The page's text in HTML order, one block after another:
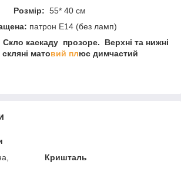
Розмір: 55* 40 см
патрон Е14 (без ламп)
каскаду прозоре. Верхні та нижні
матовий плюс димчастий
Кришталь